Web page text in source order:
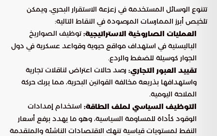
تتنوع الوسائل المستخدمة في زعزعة الاستقرار البحري، ويمكن
تلخيص أبرز الممارسات المرصودة في النقاط التالية:
العمليات الصاروخية الاستراتيجية:توظيف الصواريخ
الباليستية في استهداف مواقع حيوية وقواعد عسكرية في دول
الجوار كوسيلة للضغط والردع.
تقييد العبور التجاري: رصد حالات اعتراض لناقلات تجارية
واستهدافها بذريعة مخالفة القوانين البحرية، مما يربك حركة
الملاحة اليومية.
التوظيف السياسي لملف الطاقة: استخدام إمدادات
الوقود كأداة للمساومة السياسية، وهو ما يهدد برفع أسعار
النفط لمستويات قياسية تنهك الاقتصادات الناشئة والمتقدمة